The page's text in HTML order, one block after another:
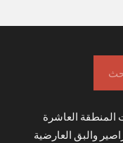
والبق العارضية